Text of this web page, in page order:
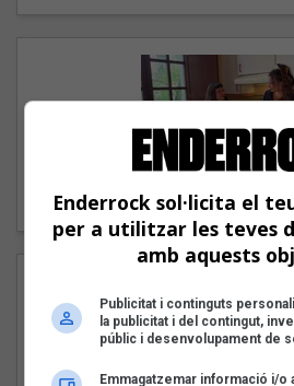
Carmen y María
Enderrock sol·licita el
per a utilitzar les teves
amb aquests
Publicitat i continguts
la publicitat i del contingut,
públic i desenvolupament de
Emmagatzemar informació i/o